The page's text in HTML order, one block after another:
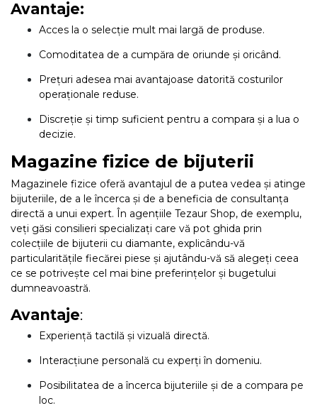
Avantaje:
Acces la o selecție mult mai largă de produse.
Comoditatea de a cumpăra de oriunde și oricând.
Prețuri adesea mai avantajoase datorită costurilor
operaționale reduse.
Discreție și timp suficient pentru a compara și a lua o
decizie.
Magazine fizice de bijuterii
Magazinele fizice oferă avantajul de a putea vedea și atinge
bijuteriile, de a le încerca și de a beneficia de consultanța
directă a unui expert. În agențiile Tezaur Shop, de exemplu,
veți găsi consilieri specializați care vă pot ghida prin
colecțiile de bijuterii cu diamante, explicându-vă
particularitățile fiecărei piese și ajutându-vă să alegeți ceea
ce se potrivește cel mai bine preferințelor și bugetului
dumneavoastră.
Avantaje:
Experiență tactilă și vizuală directă.
Interacțiune personală cu experți în domeniu.
Posibilitatea de a încerca bijuteriile și de a compara pe
loc.